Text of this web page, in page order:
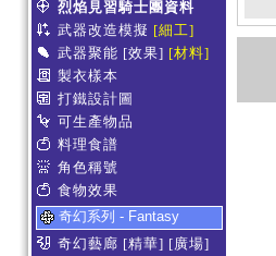
烈焰見習騎士團資料
武器改造模擬 [細工]
武器聚能 [效果] [材料]
製衣樣本
打鐵設計圖
可生產物品
料理食譜
角色稱號
食物效果
奇幻系列 - Fantasy
奇幻藝廊 [精華] [廣場]